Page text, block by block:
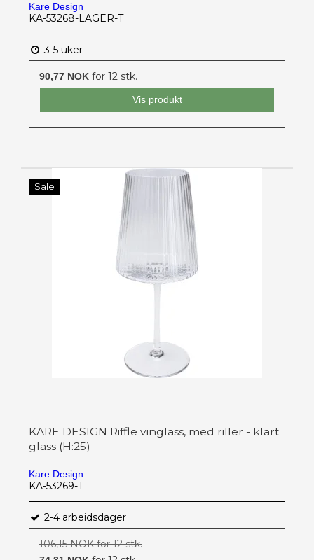
Kare Design
KA-53268-LAGER-T
3-5 uker
90,77 NOK for 12 stk.
Vis produkt
Sale
KARE DESIGN Riffle vinglass, med riller - klart
glass (H:25)
Kare Design
KA-53269-T
2-4 arbeidsdager
106,15 NOK for 12 stk.